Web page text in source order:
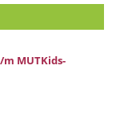
MUTKids-